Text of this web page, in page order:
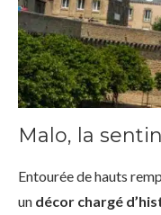
Malo, la
Entourée de hauts
un décor chargé